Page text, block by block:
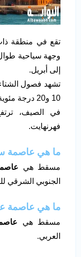
تقع في منطقة
وجهة سياحية
إلى أبريل.
تشهد فصول الشتاء
10 و20 درجة مئوية.
فهرنهايت.
ما هي عاصمة
مسقط هي
الجنوبي الشرقي
ما هي عاصمة
مسقط هي
العربي.